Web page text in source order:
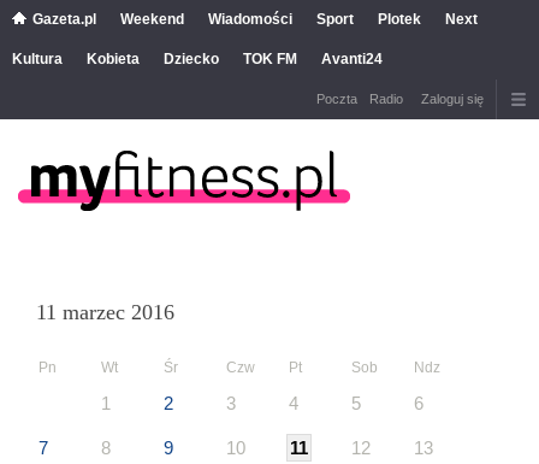
Gazeta.pl Weekend Wiadomości Sport Plotek Next
Kultura Kobieta Dziecko TOK FM Avanti24
Poczta Radio Zaloguj się
11 marzec 2016
Pn Wt Śr Czw Pt Sob Ndz
1 2 3 4 5 6
7 8 9 10 11 12 13